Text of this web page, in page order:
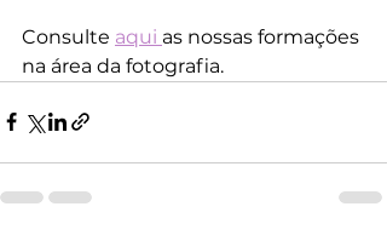
Consulte aqui as nossas formações
na área da fotografia.